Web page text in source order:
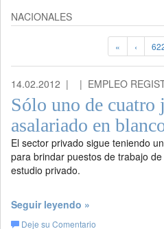
NACIONALES
« ‹
14.02.2012 | | EMPLEO
Sólo uno de cuatro
asalariado en
El sector privado sigue teniendo
para brindar puestos de trabajo
estudio privado.
Seguir leyendo »
Deje su Comentario